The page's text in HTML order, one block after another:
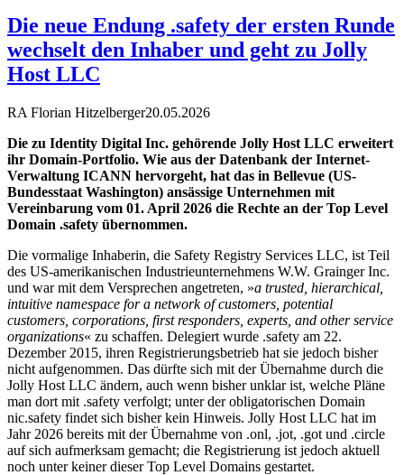
Die neue Endung .safety der ersten Runde
wechselt den Inhaber und geht zu Jolly
Host LLC
RA Florian Hitzelberger20.05.2026
Die zu Identity Digital Inc. gehörende Jolly Host LLC erweitert
ihr Domain-Portfolio. Wie aus der Datenbank der Internet-
Verwaltung ICANN hervorgeht, hat das in Bellevue (US-
Bundesstaat Washington) ansässige Unternehmen mit
Vereinbarung vom 01. April 2026 die Rechte an der Top Level
Domain .safety übernommen.
Die vormalige Inhaberin, die Safety Registry Services LLC, ist Teil
des US-amerikanischen Industrieunternehmens W.W. Grainger Inc.
und war mit dem Versprechen angetreten, »a trusted, hierarchical,
intuitive namespace for a network of customers, potential
customers, corporations, first responders, experts, and other service
organizations« zu schaffen. Delegiert wurde .safety am 22.
Dezember 2015, ihren Registrierungsbetrieb hat sie jedoch bisher
nicht aufgenommen. Das dürfte sich mit der Übernahme durch die
Jolly Host LLC ändern, auch wenn bisher unklar ist, welche Pläne
man dort mit .safety verfolgt; unter der obligatorischen Domain
nic.safety findet sich bisher kein Hinweis. Jolly Host LLC hat im
Jahr 2026 bereits mit der Übernahme von .onl, .jot, .got und .circle
auf sich aufmerksam gemacht; die Registrierung ist jedoch aktuell
noch unter keiner dieser Top Level Domains gestartet.